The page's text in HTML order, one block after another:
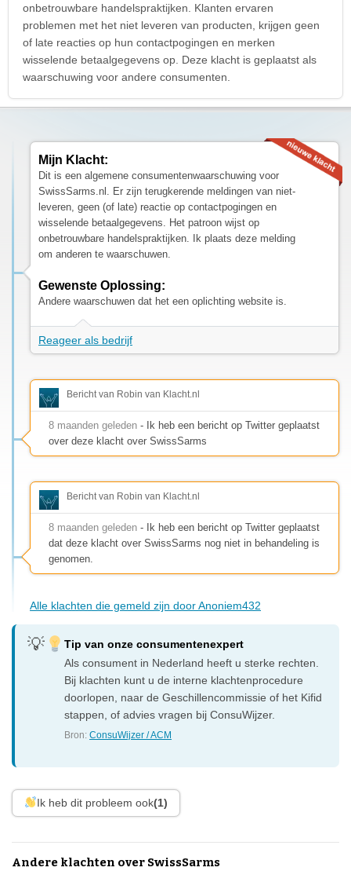
onbetrouwbare handelspraktijken. Klanten ervaren
problemen met het niet leveren van producten, krijgen geen
of late reacties op hun contactpogingen en merken
wisselende betaalgegevens op. Deze klacht is geplaatst als
waarschuwing voor andere consumenten.
Mijn Klacht:
Dit is een algemene consumentenwaarschuwing voor
SwissSarms.nl. Er zijn terugkerende meldingen van niet-
leveren, geen (of late) reactie op contactpogingen en
wisselende betaalgegevens. Het patroon wijst op
onbetrouwbare handelspraktijken. Ik plaats deze melding
om anderen te waarschuwen.
Gewenste Oplossing:
Andere waarschuwen dat het een oplichting website is.
Reageer als bedrijf
Bericht van Robin van Klacht.nl
8 maanden geleden - Ik heb een bericht op Twitter geplaatst
over deze klacht over SwissSarms
Bericht van Robin van Klacht.nl
8 maanden geleden - Ik heb een bericht op Twitter geplaatst
dat deze klacht over SwissSarms nog niet in behandeling is
genomen.
Alle klachten die gemeld zijn door Anoniem432
Tip van onze consumentenexpert
Als consument in Nederland heeft u sterke rechten.
Bij klachten kunt u de interne klachtenprocedure
doorlopen, naar de Geschillencommissie of het Kifid
stappen, of advies vragen bij ConsuWijzer.
Bron:ConsuWijzer / ACM
Ik heb dit probleem ook(1)
Andere klachten over SwissSarms